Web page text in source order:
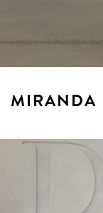
MIRANDA